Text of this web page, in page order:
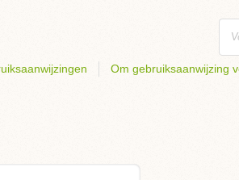
Om gebruiksaanwijzing